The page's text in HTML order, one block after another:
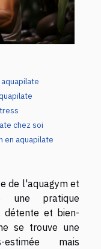
chez soi
en aquapilate
de l'aquagym et
une pratique
détente et bien-
se trouve une
estimée mais